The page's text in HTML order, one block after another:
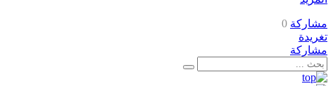
مشاركة 0
تغريدة
مشاركة